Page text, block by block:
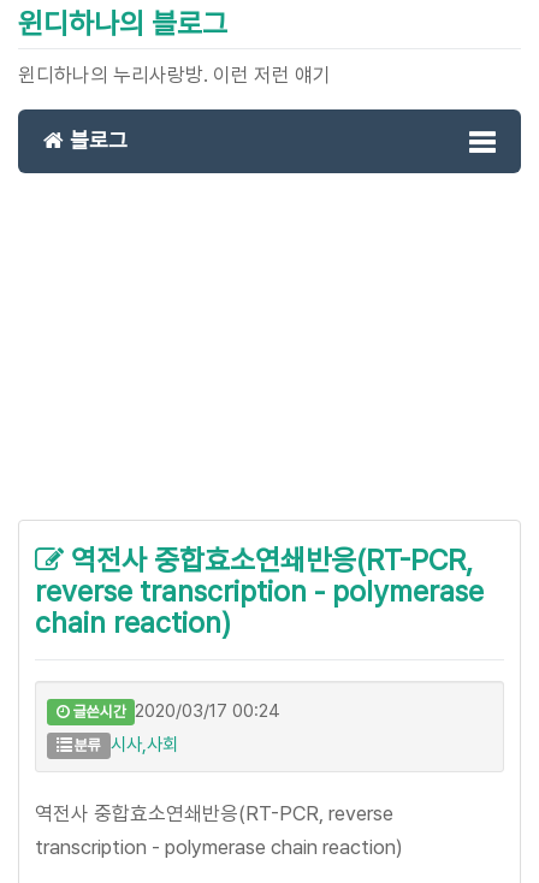
윈디하나의 블로그
윈디하나의 누리사랑방. 이런 저런 얘기
블로그
역전사 중합효소연쇄반응(RT-PCR,
reverse transcription - polymerase
chain reaction)
글쓴시간 2020/03/17 00:24
분류 시사,사회
역전사 중합효소연쇄반응(RT-PCR, reverse
transcription - polymerase chain reaction)